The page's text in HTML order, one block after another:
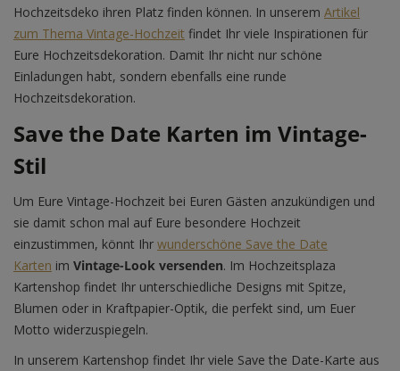
Hochzeitsdeko ihren Platz finden können. In unserem Artikel
zum Thema Vintage-Hochzeit findet Ihr viele Inspirationen für
Eure Hochzeitsdekoration. Damit Ihr nicht nur schöne
Einladungen habt, sondern ebenfalls eine runde
Hochzeitsdekoration.
Save the Date Karten im Vintage-
Stil
Um Eure Vintage-Hochzeit bei Euren Gästen anzukündigen und
sie damit schon mal auf Eure besondere Hochzeit
einzustimmen, könnt Ihr wunderschöne Save the Date
Karten im Vintage-Look versenden. Im Hochzeitsplaza
Kartenshop findet Ihr unterschiedliche Designs mit Spitze,
Blumen oder in Kraftpapier-Optik, die perfekt sind, um Euer
Motto widerzuspiegeln.
In unserem Kartenshop findet Ihr viele Save the Date-Karte aus